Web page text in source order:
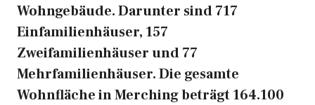
Wohngebäude. Darunter sind 717
Einfamilienhäuser, 157
Zweifamilienhäuser und 77
Mehrfamilienhäuser. Die gesamte
Wohnfläche in Merching beträgt 164.100